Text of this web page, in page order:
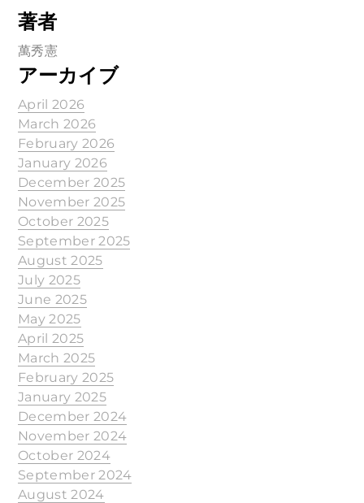
著者
萬秀憲
アーカイブ
April 2026
March 2026
February 2026
January 2026
December 2025
November 2025
October 2025
September 2025
August 2025
July 2025
June 2025
May 2025
April 2025
March 2025
February 2025
January 2025
December 2024
November 2024
October 2024
September 2024
August 2024